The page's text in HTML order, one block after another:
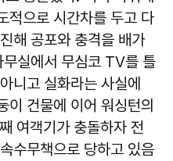
적으로 시간차를 두고 다
해 공포와 충격을 배가
실에서 무심코 TV를 틀
니고 실화라는 사실에
이 건물에 이어 워싱턴의
여객기가 충돌하자 전
수무책으로 당하고 있음